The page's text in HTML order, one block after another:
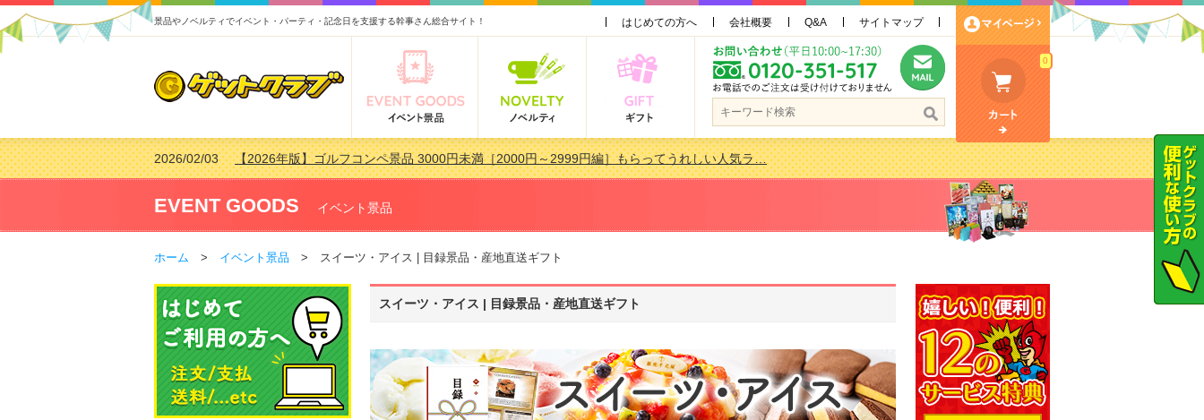
景品やノベルティでイベント・パーティ・記念日を支援する幹事さん総合サイト！ はじめての方へ 会社概要 Q&A サイトマップ
0
2026/02/03【2026年版】ゴルフコンペ景品 3000円未満［2000円～2999円編］もらってうれしい人気ラ…
2026/07/15【2026年版】ビンゴゲーム景品おすすめ金額別人気ランキング 更新しました！
2026/04/03【2026年版】ゴルフコンペ景品 3000円未満［2000円～2999円編］もらってうれしい人気ラ…
2026/02/16【2026年版】結婚式の二次会で貰って嬉しい景品とは？ 更新しました！
EVENT GOODS イベント景品
ホーム > イベント景品 > スイーツ・アイス | 目録景品・産地直送ギフト
スイーツ・アイス | 目録景品・産地直送ギフト